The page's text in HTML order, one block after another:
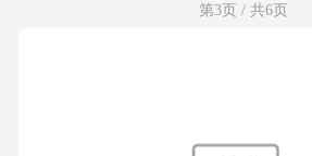
第3页 / 共6页